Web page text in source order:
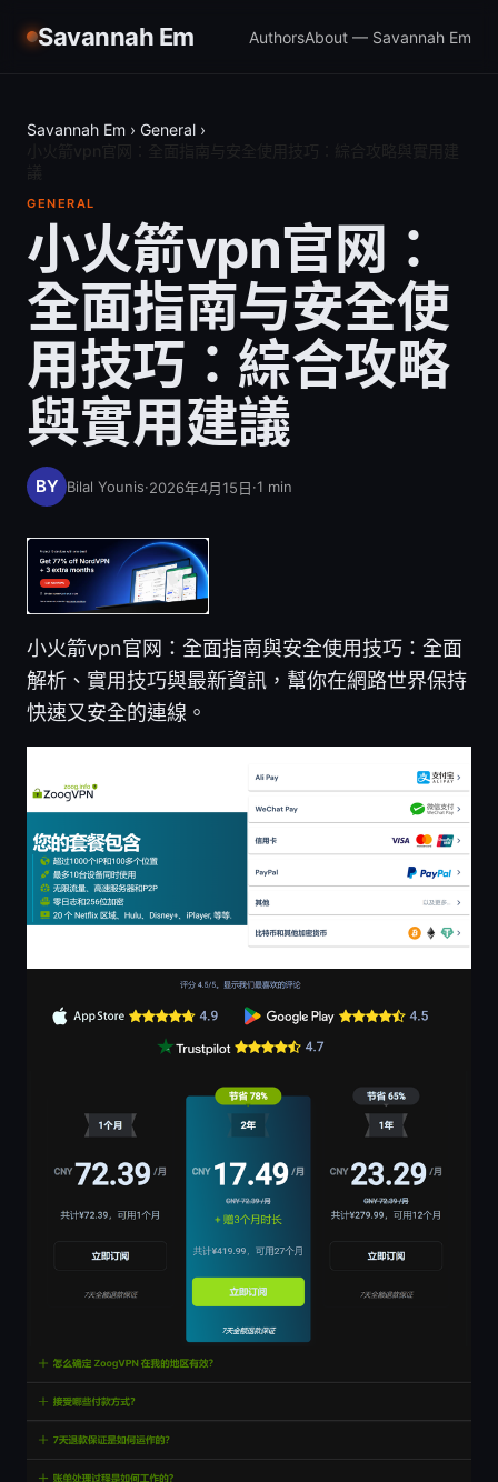
Savannah Em AuthorsAbout — Savannah Em
Savannah Em › General ›
GENERAL
小火箭vpn官网：
全面指南与安全使
用技巧：綜合攻略
與實用建議
Bilal Younis·2026年4月15日·1 min
小火箭vpn官网：全面指南與安全使用技巧：全面
解析、實用技巧與最新資訊，幫你在網路世界保持
快速又安全的連線。